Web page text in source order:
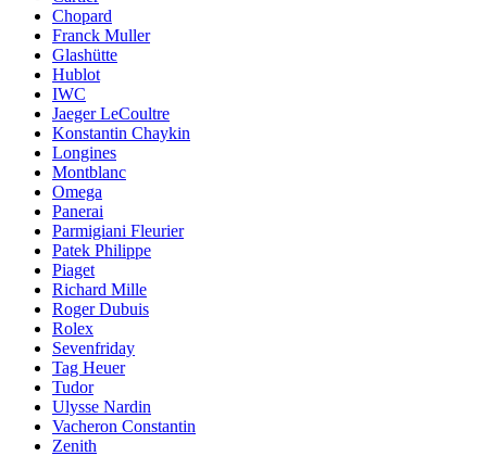
Chopard
Franck Muller
Glashütte
Hublot
IWC
Jaeger LeCoultre
Konstantin Chaykin
Longines
Montblanc
Omega
Panerai
Parmigiani Fleurier
Patek Philippe
Piaget
Richard Mille
Roger Dubuis
Rolex
Sevenfriday
Tag Heuer
Tudor
Ulysse Nardin
Vacheron Constantin
Zenith